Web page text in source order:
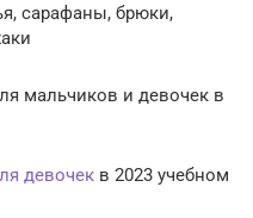
сарафаны, брюки,
мальчиков и девочек в
девочек в 2023 учебном